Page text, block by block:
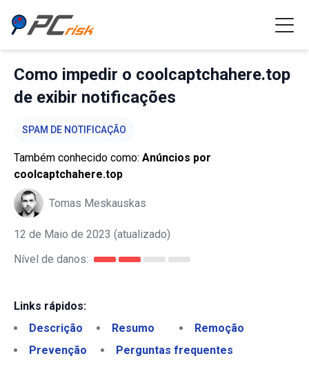
Como impedir o coolcaptchahere.top
de exibir notificações
SPAM DE NOTIFICAÇÃO
Também conhecido como: Anúncios por
coolcaptchahere.top
Tomas Meskauskas
12 de Maio de 2023 (atualizado)
Nível de danos:
Links rápidos:
Descrição
Resumo
Remoção
Prevenção
Perguntas frequentes